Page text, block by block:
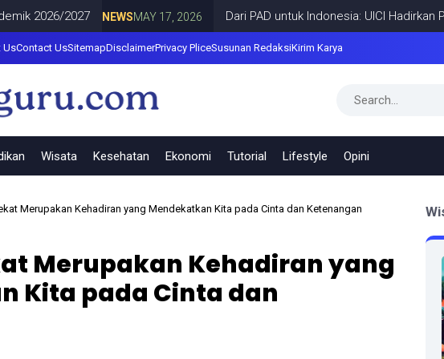
2027 NEWS MAY 17, 2026 Dari PAD untuk Indonesia: UICI Hadirkan
UsContact UsSitemapDisclaimerPrivacy PliceSusunan RedaksiKirim Karya
Wisata Kesehatan Ekonomi Tutorial Lifestyle Opini
Merupakan Kehadiran yang Mendekatkan Kita pada Cinta dan Ketenangan
Merupakan Kehadiran yang
Kita pada Cinta dan